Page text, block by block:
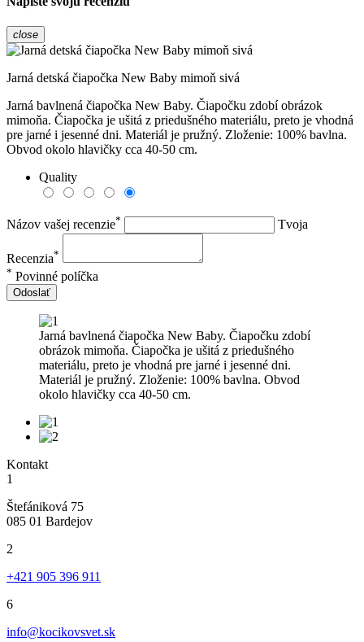
close
Jarná detská čiapočka New Baby mimoň sivá
Jarná bavlnená čiapočka New Baby. Čiapočku zdobí obrázok
mimoňa. Čiapočka je ušitá z priedušného materiálu, preto je vhodná
pre jarné i jesenné dni. Materiál je pružný. Zloženie: 100% bavlna.
Obvod okolo hlavičky cca 40-50 cm.
Quality
Názov vašej recenzie* Tvoja
Recenzia*
* Povinné políčka
Odoslať
Jarná bavlnená čiapočka New Baby. Čiapočku zdobí
obrázok mimoňa. Čiapočka je ušitá z priedušného
materiálu, preto je vhodná pre jarné i jesenné dni.
Materiál je pružný. Zloženie: 100% bavlna. Obvod
okolo hlavičky cca 40-50 cm.
Kontakt
1
Štefániková 75
085 01 Bardejov
2
+421 905 396 911
6
info@kocikovsvet.sk